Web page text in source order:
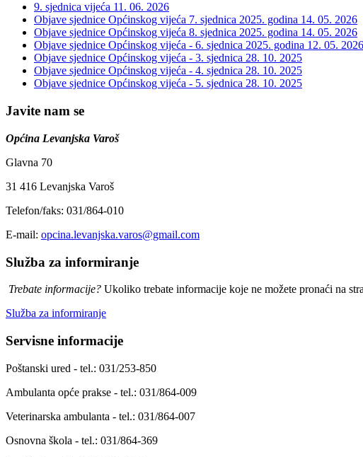
9. sjednica vijeća 11. 06. 2026
Objave sjednice Općinskog vijeća 7. sjednica 2025. godina 14. 05. 2026
Objave sjednice Općinskog vijeća 8. sjednica 2025. godina 14. 05. 2026
Objave sjednice Općinskog vijeća - 6. sjednica 2025. godina 12. 05. 2026
Objave sjednice Općinskog vijeća - 3. sjednica 28. 10. 2025
Objave sjednice Općinskog vijeća - 4. sjednica 28. 10. 2025
Objave sjednice Općinskog vijeća - 5. sjednica 28. 10. 2025
Javite nam se
Općina Levanjska Varoš
Glavna 70
31 416 Levanjska Varoš
Telefon/faks: 031/864-010
E-mail: opcina.levanjska.varos@gmail.com
Služba za informiranje
Trebate informacije? Ukoliko trebate informacije koje ne možete pronaći na
Služba za informiranje
Servisne informacije
Poštanski ured - tel.: 031/253-850
Ambulanta opće prakse - tel.: 031/864-009
Veterinarska ambulanta - tel.: 031/864-007
Osnovna škola - tel.: 031/864-369